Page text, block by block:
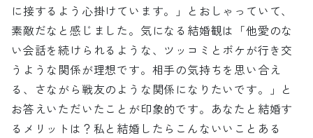
に接するよう心掛けています。」とおしゃっていて、
素敵だなと感じました。気になる結婚観は「他愛のな
い会話を続けられるような、ツッコミとボケが行き交
うような関係が理想です。相手の気持ちを思い合え
る、さながら戦友のような関係になりたいです。」と
お答えいただいたことが印象的です。あなたと結婚す
るメリットは？私と結婚したらこんないいことある